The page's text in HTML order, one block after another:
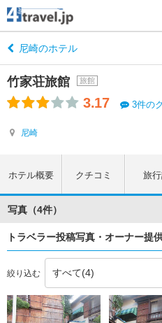
尼崎のホテル
竹家荘旅館 旅館
3.17 3件の
尼崎
ホテル概要 クチコミ 旅
写真（4件）
トラベラー投稿写真・オーナー提
絞り込む